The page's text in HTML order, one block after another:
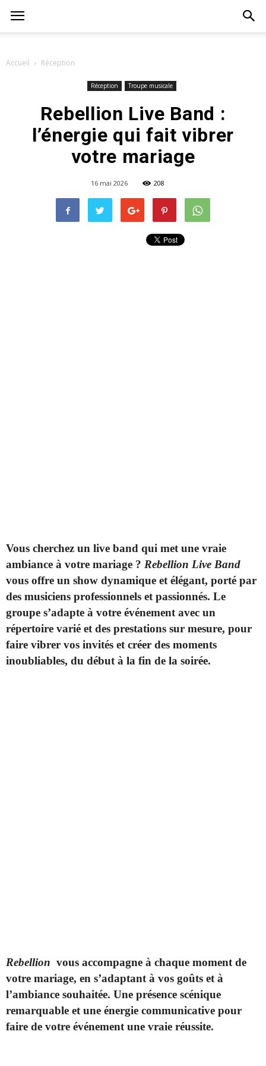
Accueil Réception
Réception Troupe musicale
Rebellion Live Band :
l’énergie qui fait vibrer
votre mariage
16 mai 2026 208
Vous cherchez un live band qui met une vraie
ambiance à votre mariage ? Rebellion Live Band
vous offre un show dynamique et élégant, porté par
des musiciens professionnels et passionnés. Le
groupe s’adapte à votre événement avec un
répertoire varié et des prestations sur mesure, pour
faire vibrer vos invités et créer des moments
inoubliables, du début à la fin de la soirée.
Rebellion vous accompagne à chaque moment de
votre mariage, en s’adaptant à vos goûts et à
l’ambiance souhaitée. Une présence scénique
remarquable et une énergie communicative pour
faire de votre événement une vraie réussite.